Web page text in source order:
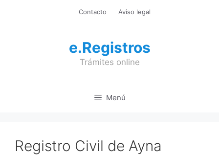
Contacto Aviso legal
e.Registros
Trámites online
Menú
Registro Civil de Ayna